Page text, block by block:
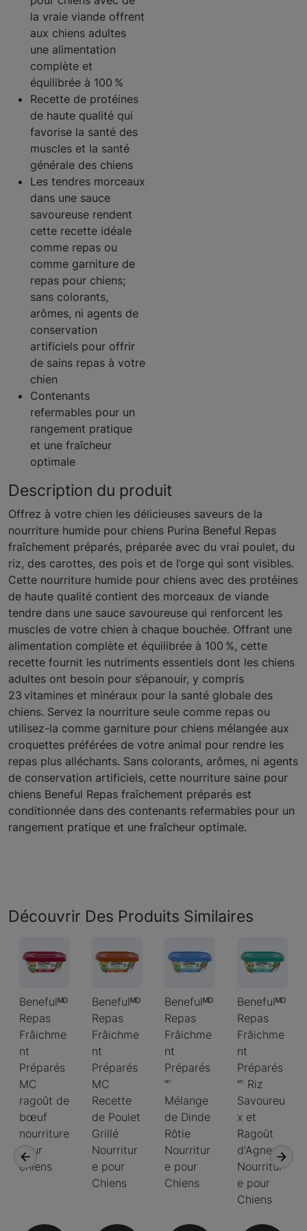
la vraie viande offrent
aux chiens adultes
une alimentation
complète et
équilibrée à 100 %
Recette de protéines
de haute qualité qui
favorise la santé des
muscles et la santé
générale des chiens
Les tendres morceaux
dans une sauce
savoureuse rendent
cette recette idéale
comme repas ou
comme garniture de
repas pour chiens;
sans colorants,
arômes, ni agents de
conservation
artificiels pour offrir
de sains repas à votre
chien
Contenants
refermables pour un
rangement pratique
et une fraîcheur
optimale
Description du produit
Offrez à votre chien les délicieuses saveurs de la
nourriture humide pour chiens Purina Beneful Repas
fraîchement préparés, préparée avec du vrai poulet, du
riz, des carottes, des pois et de l’orge qui sont visibles.
Cette nourriture humide pour chiens avec des protéines
de haute qualité contient des morceaux de viande
tendre dans une sauce savoureuse qui renforcent les
muscles de votre chien à chaque bouchée. Offrant une
alimentation complète et équilibrée à 100 %, cette
recette fournit les nutriments essentiels dont les chiens
adultes ont besoin pour s’épanouir, y compris
23 vitamines et minéraux pour la santé globale des
chiens. Servez la nourriture seule comme repas ou
utilisez-la comme garniture pour chiens mélangée aux
croquettes préférées de votre animal pour rendre les
repas plus alléchants. Sans colorants, arômes, ni agents
de conservation artificiels, cette nourriture saine pour
chiens Beneful Repas fraîchement préparés est
conditionnée dans des contenants refermables pour un
rangement pratique et une fraîcheur optimale.
Découvrir Des Produits Similaires
Benefulᴹᴰ
Repas
Frâichme
nt
Préparés
MC
ragoût de
bœuf
nourriture
pour
chiens
Benefulᴹᴰ
Repas
Frâichme
nt
Préparés
MC
Recette
de Poulet
Grillé
Nourritur
e pour
Chiens
Benefulᴹᴰ
Repas
Frâichme
nt
Préparés
🅪
Mélange
de Dinde
Rôtie
Nourritur
e pour
Chiens
Benefulᴹᴰ
Repas
Frâichme
nt
Préparés
🅪 Riz
Savoureu
x et
Ragoût
d'Agneau
Nourritur
e pour
Chiens